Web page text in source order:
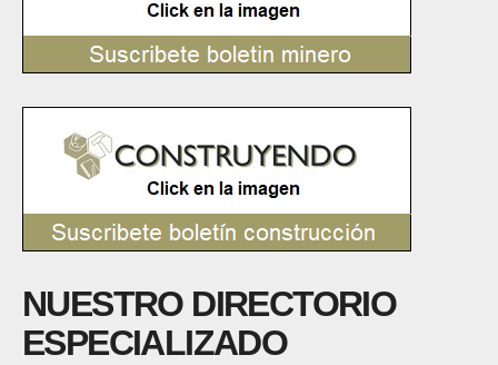
NUESTRO DIRECTORIO
ESPECIALIZADO